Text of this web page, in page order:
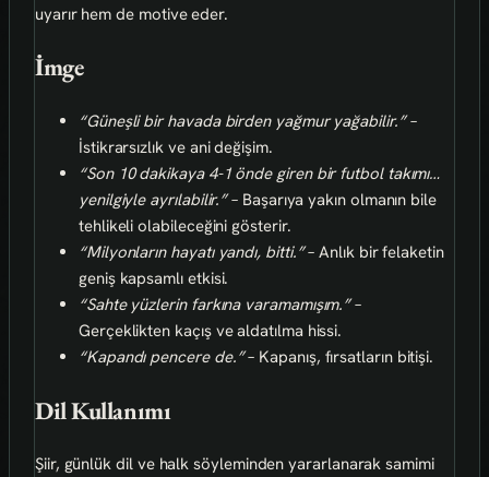
uyarır hem de motive eder.
İmge
“Güneşli bir havada birden yağmur yağabilir.”–
İstikrarsızlık ve ani değişim.
“Son 10 dakikaya 4-1 önde giren bir futbol takımı…
yenilgiyle ayrılabilir.”– Başarıya yakın olmanın bile
tehlikeli olabileceğini gösterir.
“Milyonların hayatı yandı, bitti.”– Anlık bir felaketin
geniş kapsamlı etkisi.
“Sahte yüzlerin farkına varamamışım.”–
Gerçeklikten kaçış ve aldatılma hissi.
“Kapandı pencere de.”– Kapanış, fırsatların bitişi.
Dil Kullanımı
Şiir, günlük dil ve halk söyleminden yararlanarak samimi